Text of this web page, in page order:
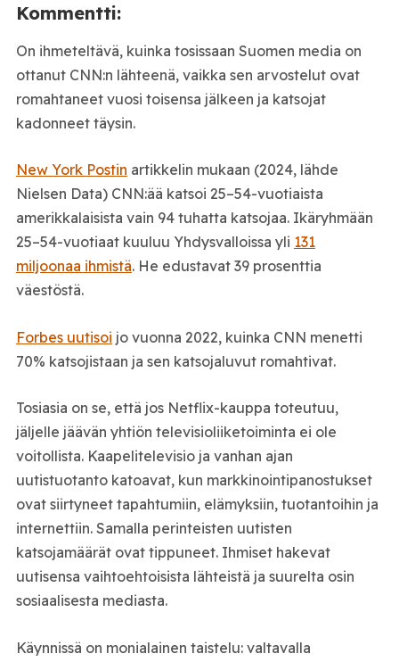
Kommentti:
On ihmeteltävä, kuinka tosissaan Suomen media on
ottanut CNN:n lähteenä, vaikka sen arvostelut ovat
romahtaneet vuosi toisensa jälkeen ja katsojat
kadonneet täysin.
New York Postin artikkelin mukaan (2024, lähde
Nielsen Data) CNN:ää katsoi 25–54-vuotiaista
amerikkalaisista vain 94 tuhatta katsojaa. Ikäryhmään
25–54-vuotiaat kuuluu Yhdysvalloissa yli 131
miljoonaa ihmistä. He edustavat 39 prosenttia
väestöstä.
Forbes uutisoi jo vuonna 2022, kuinka CNN menetti
70% katsojistaan ja sen katsojaluvut romahtivat.
Tosiasia on se, että jos Netflix-kauppa toteutuu,
jäljelle jäävän yhtiön televisioliiketoiminta ei ole
voitollista. Kaapelitelevisio ja vanhan ajan
uutistuotanto katoavat, kun markkinointipanostukset
ovat siirtyneet tapahtumiin, elämyksiin, tuotantoihin ja
internettiin. Samalla perinteisten uutisten
katsojamäärät ovat tippuneet. Ihmiset hakevat
uutisensa vaihtoehtoisista lähteistä ja suurelta osin
sosiaalisesta mediasta.
Käynnissä on monialainen taistelu: valtavalla